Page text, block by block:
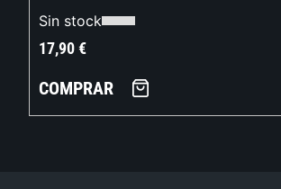
Sin stock
17,90€
COMPRAR